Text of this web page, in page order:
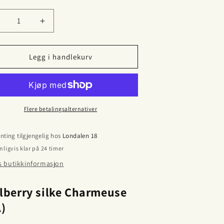
Øk
antallet
for
Silkestoff
flower
Legg i handlekurv
Flere betalingsalternativer
tilgjengelig hos Londalen 18
klar på 24 timer
butikkinformasjon
silke Charmeuse